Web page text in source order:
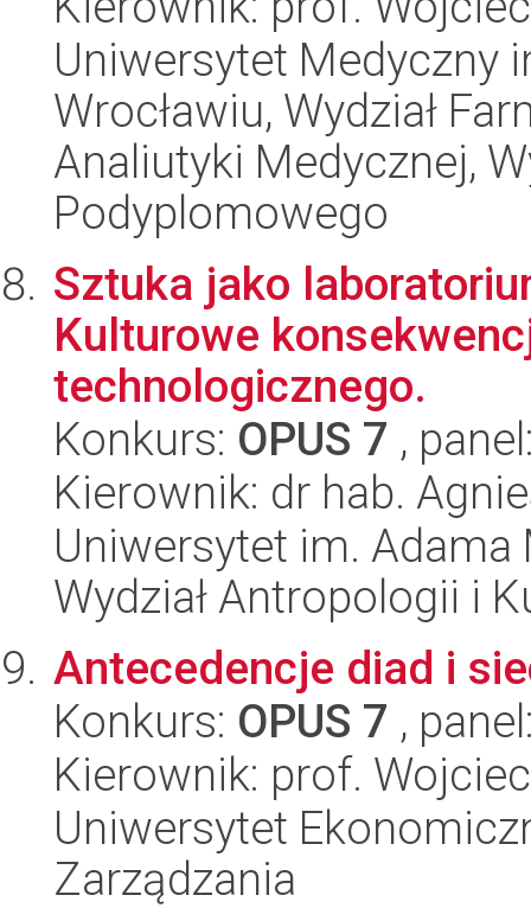
Uniwersytet Medyczny
Wrocławiu, Wydział
Analiutyki Medycznej,
Podyplomowego
Sztuka jako
Kulturowe
technologicznego.
Konkurs: OPUS 7 ,
Kierownik: dr hab.
Uniwersytet im.
Wydział Antropologii i
Antecedencje diad i
Konkurs: OPUS 7 ,
Kierownik: prof.
Uniwersytet
Zarządzania